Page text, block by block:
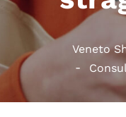
Veneto